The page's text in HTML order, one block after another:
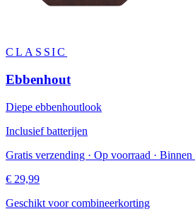
CLASSIC
Ebbenhout
Diepe ebbenhoutlook
Inclusief batterijen
Gratis verzending · Op voorraad ·
€ 29,99
Geschikt voor combineerkorting